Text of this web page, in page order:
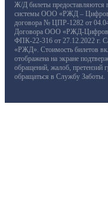
Ж/Д билеты предоставляются
системы ООО «РЖД –
договора № ЦПР-1282 от
Договора ООО «РЖД-
ФПК-22-316 от 27.12.2022 г.
«РЖД». Стоимость билетов
отображена на экране
обращений, жалоб, претензий
обращаться в Службу Заботы.